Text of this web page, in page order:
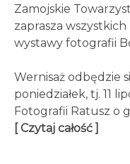
Zamojskie
zaprasza
wystawy fotografii
Wernisaż odbędzie
poniedziałek, tj. 11
Fotografii Ratusz o
[ Czytaj całość ]